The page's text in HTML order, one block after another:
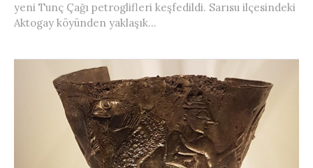
yeni Tunç Çağı petroglifleri keşfedildi. Sarısu ilçesindeki
Aktogay köyünden yaklaşık...